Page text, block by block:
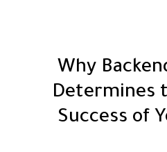
Why
Determines
Success of